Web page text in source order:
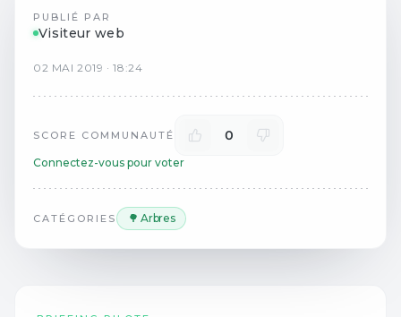
PUBLIÉ PAR
Visiteur web
02 MAI 2019 ·18:24
SCORE COMMUNAUTÉ 0
Connectez-vous pour voter
CATÉGORIES 🌳 Arbres